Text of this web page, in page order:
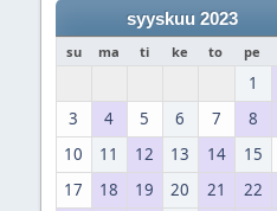
syyskuu 2023
su ma ti ke to pe
1
3
4 5 6 7 8
10
11 12 13 14 15
17
18 19 20 21 22